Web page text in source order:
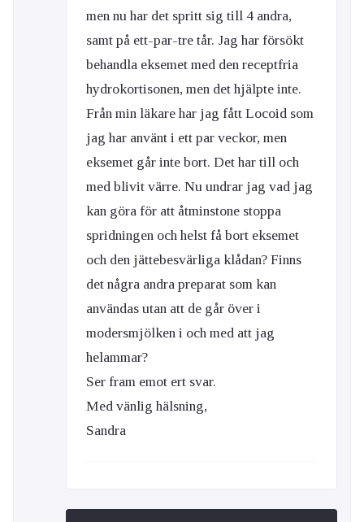
men nu har det spritt sig till 4 andra,
samt på ett-par-tre tår. Jag har försökt
behandla eksemet med den receptfria
hydrokortisonen, men det hjälpte inte.
Från min läkare har jag fått Locoid som
jag har använt i ett par veckor, men
eksemet går inte bort. Det har till och
med blivit värre. Nu undrar jag vad jag
kan göra för att åtminstone stoppa
spridningen och helst få bort eksemet
och den jättebesvärliga klådan? Finns
det några andra preparat som kan
användas utan att de går över i
modersmjölken i och med att jag
helammar?
Ser fram emot ert svar.
Med vänlig hälsning,
Sandra